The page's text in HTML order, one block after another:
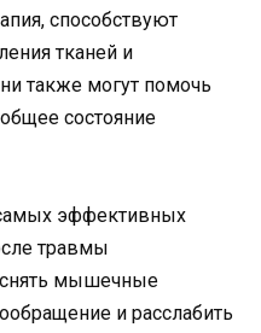
способствуют
тканей и
также могут помочь
состояние
эффективных
травмы
снять мышечные
и расслабить